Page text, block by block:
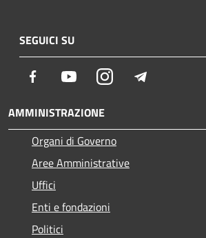
SEGUICI SU
Facebook YoutubeInstagram
AMMINISTRAZIONE
Organi di Governo
Aree Amministrative
Uffici
Enti e fondazioni
Politici